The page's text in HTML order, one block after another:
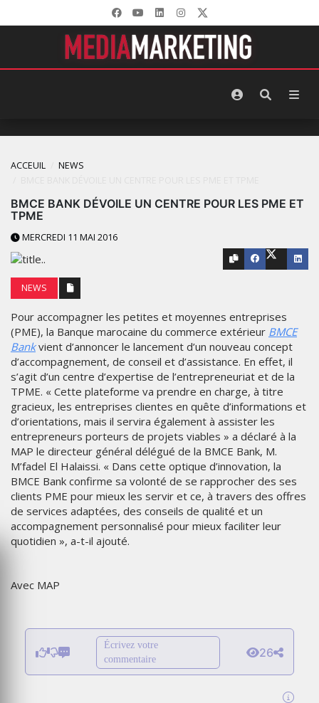
ACCEUIL
NEWS
BMCE BANK DÉVOILE UN CENTRE POUR LES PME ET
TPME
MERCREDI 11 MAI 2016
NEWS
Pour accompagner les petites et moyennes entreprises
(PME), la Banque marocaine du commerce extérieur BMCE
Bankvient d’annoncer le lancement d’un nouveau concept
d’accompagnement, de conseil et d’assistance. En effet, il
s’agit d’un centre d’expertise de l’entrepreneuriat et de la
TPME. « Cette plateforme va prendre en charge, à titre
gracieux, les entreprises clientes en quête d’informations et
d’orientations, mais il servira également à assister les
entrepreneurs porteurs de projets viables » a déclaré à la
MAP le directeur général délégué de la BMCE Bank, M.
M’fadel El Halaissi. « Dans cette optique d’innovation, la
BMCE Bank confirme sa volonté de se rapprocher des ses
clients PME pour mieux les servir et ce, à travers des offres
de services adaptées, des conseils de qualité et un
accompagnement personnalisé pour mieux faciliter leur
quotidien », a-t-il ajouté.
Avec MAP
Écrivez votre
commentaire
26